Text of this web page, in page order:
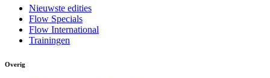
Nieuwste edities
Flow Specials
Flow International
Trainingen
Overig